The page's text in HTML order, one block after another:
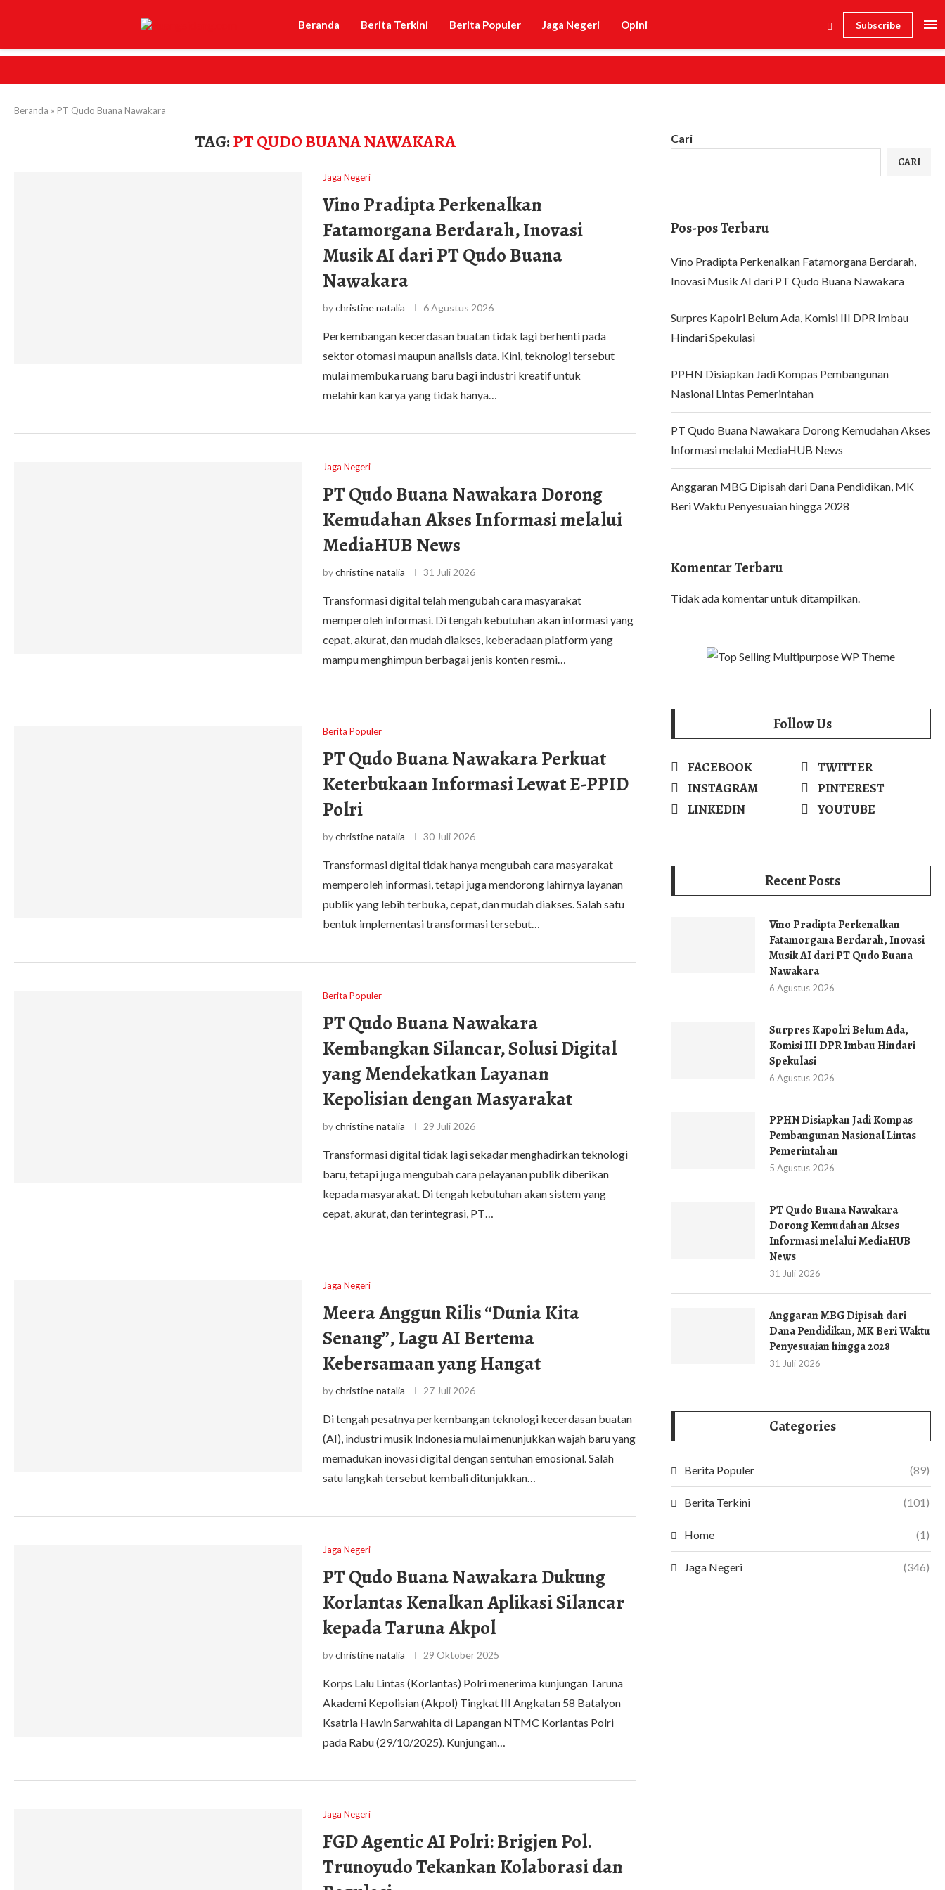
Beranda Berita Terkini Berita Populer Jaga Negeri Opini Subscribe
Beranda » PT Qudo Buana Nawakara
TAG:PT QUDO BUANA NAWAKARA
Jaga Negeri
Vino Pradipta Perkenalkan
Fatamorgana Berdarah, Inovasi
Musik AI dari PT Qudo Buana
Nawakara
bychristine natalia 6 Agustus 2026
Perkembangan kecerdasan buatan tidak lagi berhenti pada
sektor otomasi maupun analisis data. Kini, teknologi tersebut
mulai membuka ruang baru bagi industri kreatif untuk
melahirkan karya yang tidak hanya…
Jaga Negeri
PT Qudo Buana Nawakara Dorong
Kemudahan Akses Informasi melalui
MediaHUB News
bychristine natalia 31 Juli 2026
Transformasi digital telah mengubah cara masyarakat
memperoleh informasi. Di tengah kebutuhan akan informasi yang
cepat, akurat, dan mudah diakses, keberadaan platform yang
mampu menghimpun berbagai jenis konten resmi…
Berita Populer
PT Qudo Buana Nawakara Perkuat
Keterbukaan Informasi Lewat E-PPID
Polri
bychristine natalia 30 Juli 2026
Transformasi digital tidak hanya mengubah cara masyarakat
memperoleh informasi, tetapi juga mendorong lahirnya layanan
publik yang lebih terbuka, cepat, dan mudah diakses. Salah satu
bentuk implementasi transformasi tersebut…
Berita Populer
PT Qudo Buana Nawakara
Kembangkan Silancar, Solusi Digital
yang Mendekatkan Layanan
Kepolisian dengan Masyarakat
bychristine natalia 29 Juli 2026
Transformasi digital tidak lagi sekadar menghadirkan teknologi
baru, tetapi juga mengubah cara pelayanan publik diberikan
kepada masyarakat. Di tengah kebutuhan akan sistem yang
cepat, akurat, dan terintegrasi, PT…
Jaga Negeri
Meera Anggun Rilis “Dunia Kita
Senang”, Lagu AI Bertema
Kebersamaan yang Hangat
bychristine natalia 27 Juli 2026
Di tengah pesatnya perkembangan teknologi kecerdasan buatan
(AI), industri musik Indonesia mulai menunjukkan wajah baru yang
memadukan inovasi digital dengan sentuhan emosional. Salah
satu langkah tersebut kembali ditunjukkan…
Jaga Negeri
PT Qudo Buana Nawakara Dukung
Korlantas Kenalkan Aplikasi Silancar
kepada Taruna Akpol
bychristine natalia 29 Oktober 2025
Korps Lalu Lintas (Korlantas) Polri menerima kunjungan Taruna
Akademi Kepolisian (Akpol) Tingkat III Angkatan 58 Batalyon
Ksatria Hawin Sarwahita di Lapangan NTMC Korlantas Polri
pada Rabu (29/10/2025). Kunjungan…
Jaga Negeri
FGD Agentic AI Polri: Brigjen Pol.
Trunoyudo Tekankan Kolaborasi dan
Cari
CARI
Pos-pos Terbaru
Vino Pradipta Perkenalkan Fatamorgana Berdarah,
Inovasi Musik AI dari PT Qudo Buana Nawakara
Surpres Kapolri Belum Ada, Komisi III DPR Imbau
Hindari Spekulasi
PPHN Disiapkan Jadi Kompas Pembangunan
Nasional Lintas Pemerintahan
PT Qudo Buana Nawakara Dorong Kemudahan Akses
Informasi melalui MediaHUB News
Anggaran MBG Dipisah dari Dana Pendidikan, MK
Beri Waktu Penyesuaian hingga 2028
Komentar Terbaru
Tidak ada komentar untuk ditampilkan.
Follow Us
FACEBOOK
TWITTER
INSTAGRAM
PINTEREST
LINKEDIN
YOUTUBE
Recent Posts
Vino Pradipta Perkenalkan
Fatamorgana Berdarah, Inovasi
Musik AI dari PT Qudo Buana
Nawakara
6 Agustus 2026
Surpres Kapolri Belum Ada,
Komisi III DPR Imbau Hindari
Spekulasi
6 Agustus 2026
PPHN Disiapkan Jadi Kompas
Pembangunan Nasional Lintas
Pemerintahan
5 Agustus 2026
PT Qudo Buana Nawakara
Dorong Kemudahan Akses
Informasi melalui MediaHUB
News
31 Juli 2026
Anggaran MBG Dipisah dari
Dana Pendidikan, MK Beri Waktu
Penyesuaian hingga 2028
31 Juli 2026
Categories
Berita Populer (89)
Berita Terkini (101)
Home (1)
Jaga Negeri (346)